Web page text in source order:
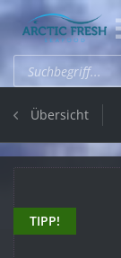
Übersicht
TIPP!